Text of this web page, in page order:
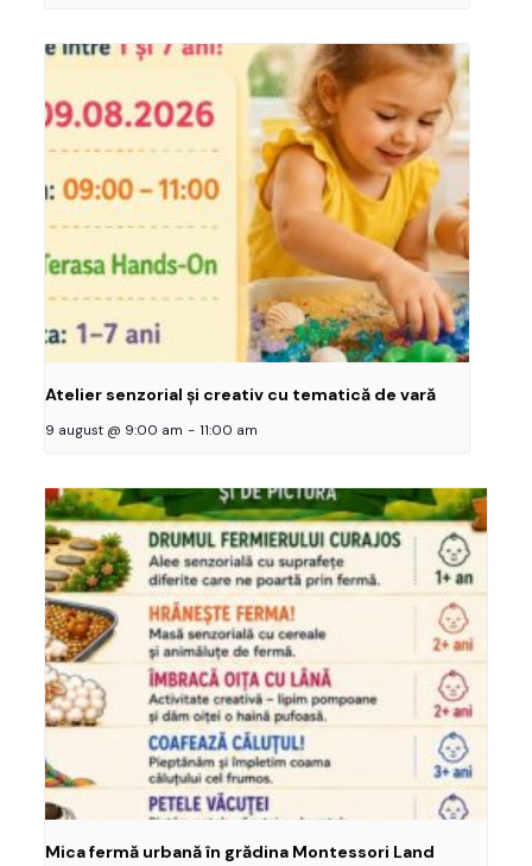
Atelier senzorial și creativ cu tematică de vară
9 august @ 9:00 am - 11:00 am
Mica fermă urbană în grădina Montessori Land